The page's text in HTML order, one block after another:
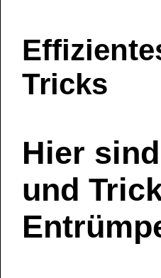
Tricks
Hier
und